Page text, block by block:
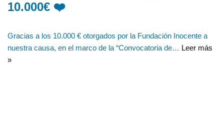
10.000€ ❤️
Gracias a los 10.000 € otorgados por la Fundación Inocente a
nuestra causa, en el marco de la “Convocatoria de… Leer más
»